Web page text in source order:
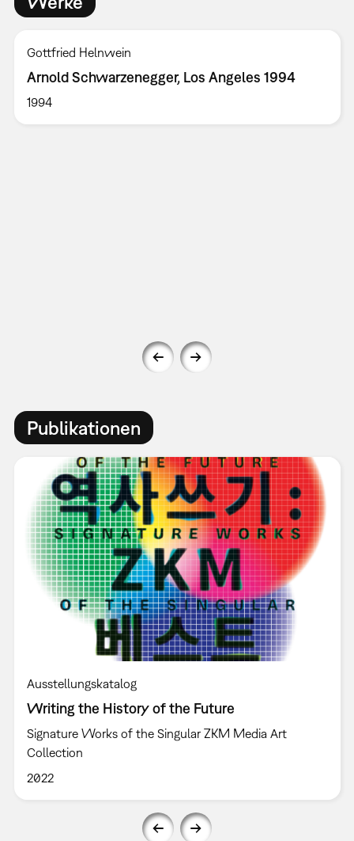
Gottfried Helnwein
Arnold Schwarzenegger, Los Angeles 1994
1994
Publikationen
Ausstellungskatalog
Writing the History of the Future
Signature Works of the Singular ZKM Media Art
Collection
2022